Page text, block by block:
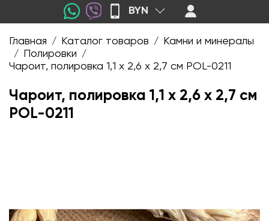
BYN
Главная / Каталог товаров / Камни и минералы
/ Полировки /
Чароит, полировка 1,1 х 2,6 х 2,7 см POL-0211
Чароит, полировка 1,1 х 2,6 х 2,7 см
POL-0211